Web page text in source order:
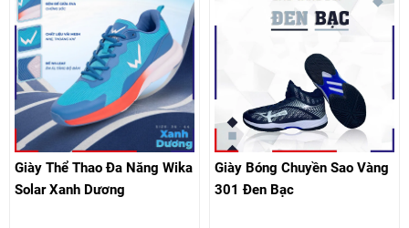
Giày Thể Thao Đa Năng Wika
Solar Xanh Dương
Giày Bóng Chuyền Sao Vàng
301 Đen Bạc